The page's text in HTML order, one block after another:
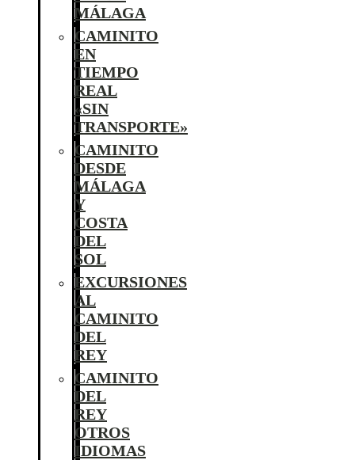
MÁLAGA
CAMINITO
EN
TIEMPO
REAL
«SIN
TRANSPORTE»
CAMINITO
DESDE
MÁLAGA
Y
COSTA
DEL
SOL
EXCURSIONES
AL
CAMINITO
DEL
REY
CAMINITO
DEL
REY
OTROS
IDIOMAS